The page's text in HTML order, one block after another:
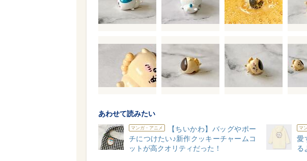
あわせて読みたい
マンガ・アニメ
【ちいかわ】バッグやポー
チにつけたい♪新作クッキーチャームコ
ットが高クオリティだった！
マ
愛
る